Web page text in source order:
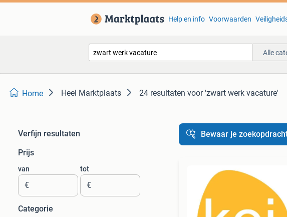
Help en info Voorwaarden
Alle
Home Heel Marktplaats 24 resultaten voor 'zwart werk vacature'
Verfijn resultaten
Prijs
van
€
tot
€
Categorie
Bewaar je